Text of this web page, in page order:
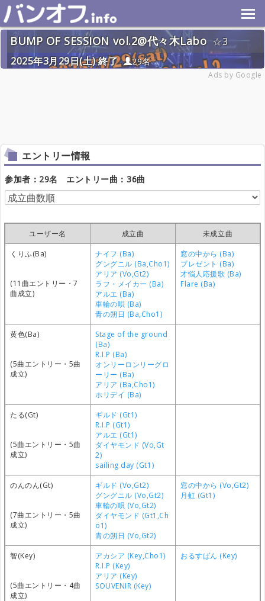
BUMP OF SESSION vol.2@代々木Labo
3
2025年3月29日(土) 終了
29名
Ads by Google
エントリー情報
参加者：29名 エントリー曲：36曲
ユーザー名 成立曲
未成立曲
くりふ(Ba)
(11曲エントリー・7
曲成立)
ナイフ (Ba)
グングニル (Ba,Cho1)
アリア (Vo,Gt2)
ラフ・メイカー (Ba)
アルエ (Ba)
車輪の唄 (Ba)
青の朔日 (Ba,Cho1)
窓の中から (Ba)
プレゼント (Ba)
才悩人応援歌 (Ba)
Flare (Ba)
黄色(Ba)
(5曲エントリー・5曲
成立)
Stage of the ground
(Ba)
R.I.P (Ba)
オンリーロンリーグロ
ーリー (Ba)
アリア (Ba,Cho1)
ホリデイ (Ba)
たる(Gt)
(5曲エントリー・5曲
成立)
ギルド (Gt1)
R.I.P (Gt1)
アルエ (Gt1)
ダイヤモンド (Vo,Gt
2)
sailing day (Gt1)
のんのん(Gt)
(7曲エントリー・5曲
成立)
ギルド (Vo,Gt2)
グングニル (Vo,Gt2)
車輪の唄 (Vo,Gt2)
ダイヤモンド (Gt1,Ch
o1)
青の朔日 (Vo,Gt2)
窓の中から (Vo,Gt2)
月虹 (Gt1)
智(Key)
(5曲エントリー・4曲
成立)
アカシア (Key,Cho1)
R.I.P (Key)
アリア (Key)
SOUVENIR (Key)
おるすばん (Key)